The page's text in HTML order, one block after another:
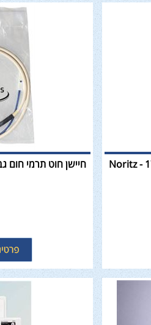
חיישן חוט תרמי חום גבוה למחמם מים בגז 17 - Noritz